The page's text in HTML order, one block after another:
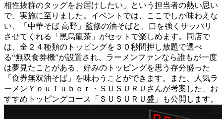
相性抜群のタッグをお届けしたい」という担当者の熱い思い
で、実施に至りました。イベントでは、ここでしか味わえな
い、「中華そば 高野」監修の油そばと、口を強くサッパリ
させてくれる「黒烏龍茶」がセットで楽しめます。同店で
は、全２４種類のトッピングを３０秒間押し放題で選べ
る“無双食券機”が設置され、ラーメンファンなら誰もが一度
は夢見たことがある、好みのトッピングを思う存分盛った
「食券無双油そば」を味わうことができます。また、人気ラ
ーメンＹｏｕＴｕｂｅｒ・ＳＵＳＵＲＵさんが考案した、お
すすめトッピングコース「ＳＵＳＵＲＵ盛」も公開します。